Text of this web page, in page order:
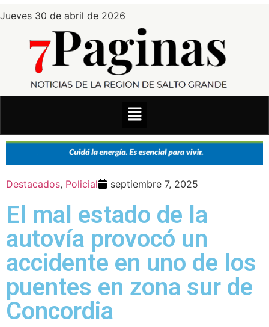
Jueves 30 de abril de 2026
Destacados, Policial septiembre 7, 2025
El mal estado de la
autovía provocó un
accidente en uno de los
puentes en zona sur de
Concordia